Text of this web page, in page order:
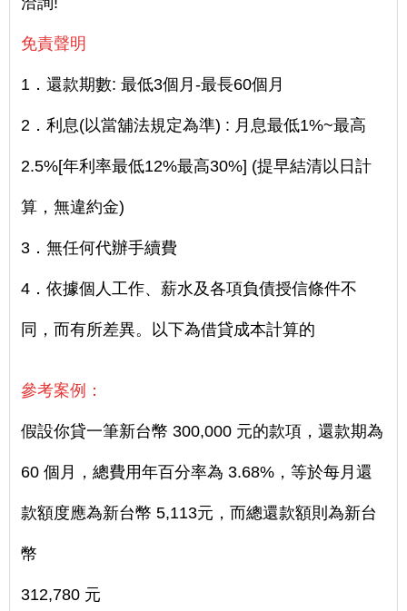
免責聲明
1．還款期數: 最低3個月-最長60個月
2．利息(以當舖法規定為準) : 月息最低1%~最高
2.5%[年利率最低12%最高30%] (提早結清以日計
算，無違約金)
3．無任何代辦手續費
4．依據個人工作、薪水及各項負債授信條件不
同，而有所差異。以下為借貸成本計算的
參考案例：
假設你貸一筆新台幣 300,000 元的款項，還款期為
60 個月， 總費用年百分率為 3.68%，等於每月還
款額度應為新台幣 5,113元，而總還款額則為新台
幣
312,780 元